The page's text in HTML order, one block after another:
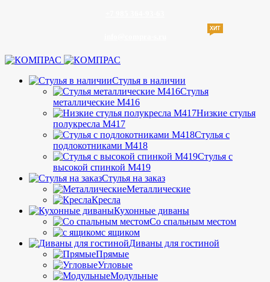
Стулья в наличии
Стулья
металлические М416
Низкие стулья
полукресла М417
Стулья с
подлокотниками М418
Стулья с
высокой спинкой М419
Стулья на заказ
Металлические
Кресла
Кухонные диваны
Со спальным местом
с ящиком
Диваны для гостиной
ХИТ
Прямые
Угловые
Модульные